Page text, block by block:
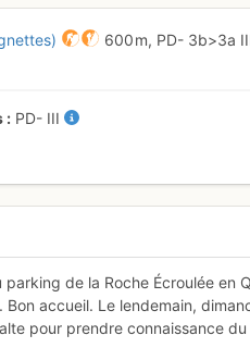
600 m, PD- 3b>3a
PD- III
de la Roche Écroulée en
accueil. Le lendemain,
pour prendre connaissance